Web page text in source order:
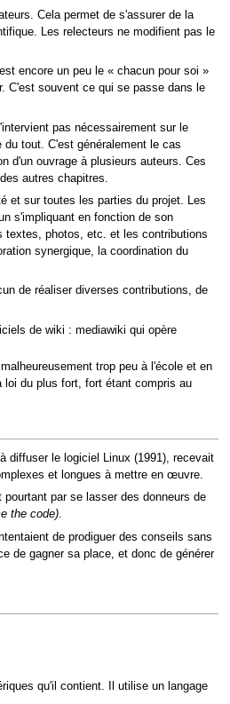
Cela permet de s'assurer de la
Les relecteurs ne modifient pas le
encore un peu le « chacun pour soi »
C'est souvent ce qui se passe dans le
pas nécessairement sur le
tout. C'est généralement le cas
d'un ouvrage à plusieurs auteurs. Ces
autres chapitres.
et sur toutes les parties du projet. Les
s'impliquant en fonction de son
textes, photos, etc. et les contributions
synergique, la coordination du
de réaliser diverses contributions, de
de wiki : mediawiki qui opère
trop peu à l'école et en
loi du plus fort, fort étant compris au
diffuser le logiciel Linux (1991), recevait
et longues à mettre en œuvre.
par se lasser des donneurs de
the code).
de prodiguer des conseils sans
de gagner sa place, et donc de générer
qu'il contient. Il utilise un langage